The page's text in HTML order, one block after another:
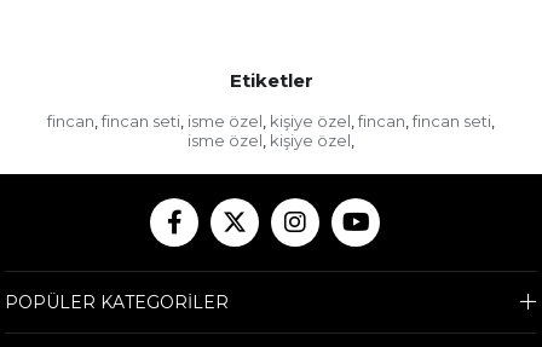
Etiketler
fincan, fincan seti, isme özel, kişiye özel, fincan, fincan seti,
isme özel, kişiye özel,
POPÜLER KATEGORİLER